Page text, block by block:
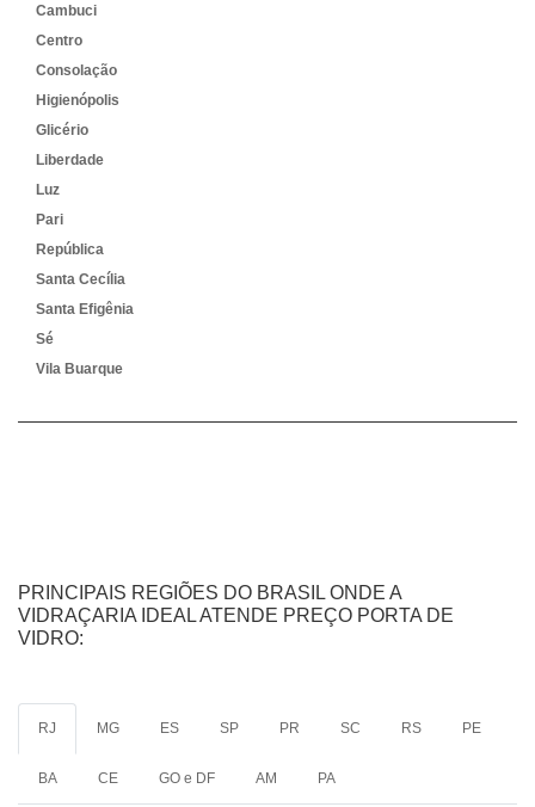
Cambuci
Centro
Consolação
Higienópolis
Glicério
Liberdade
Luz
Pari
República
Santa Cecília
Santa Efigênia
Sé
Vila Buarque
PRINCIPAIS REGIÕES DO BRASIL ONDE A
VIDRAÇARIA IDEAL ATENDE PREÇO PORTA DE
VIDRO:
RJ MG ES SP PR SC RS PE
BA CE GO e DF AM PA